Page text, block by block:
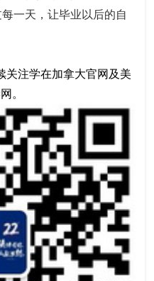
一天，让毕业以后的自
关注学在加拿大官网及 美
。